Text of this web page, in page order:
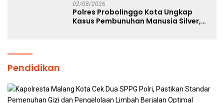
02/08/2026
Polres Probolinggo Kota Ungkap
Kasus Pembunuhan Manusia Silver,
Pendidikan